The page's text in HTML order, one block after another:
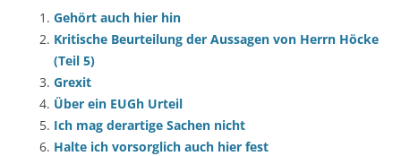
Gehört auch hier hin
Kritische Beurteilung der Aussagen von Herrn Höcke
(Teil 5)
Grexit
Über ein EUGh Urteil
Ich mag derartige Sachen nicht
Halte ich vorsorglich auch hier fest